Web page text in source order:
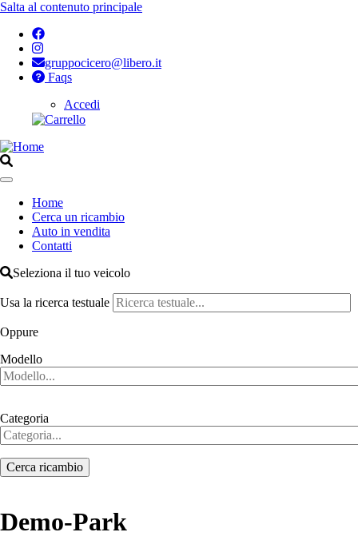
Salta al contenuto principale
gruppocicero@libero.it
Faqs
Accedi
Opzioni
di
configurazione
Aperto
Navigazione
principale
Home
Cerca un ricambio
Auto in vendita
Contatti
Seleziona il tuo veicolo
Usa la ricerca testuale
Oppure
Modello
Categoria
Demo-Park